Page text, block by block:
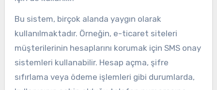
Bu sistem, birçok alanda yaygın olarak
kullanılmaktadır. Örneğin, e-ticaret siteleri
müşterilerinin hesaplarını korumak için SMS onay
sistemleri kullanabilir. Hesap açma, şifre
sıfırlama veya ödeme işlemleri gibi durumlarda,